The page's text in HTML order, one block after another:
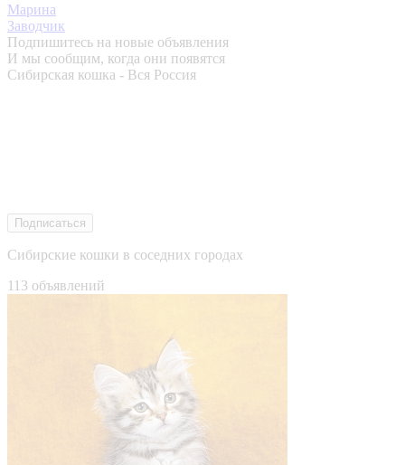
Марина
Заводчик
Подпишитесь на новые объявления
И мы сообщим, когда они появятся
Сибирская кошка - Вся Россия
Подписаться
Сибирские кошки в соседних городах
113 объявлений